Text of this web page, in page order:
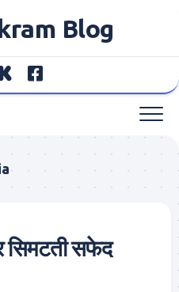
Blog
सिमटती सफेद